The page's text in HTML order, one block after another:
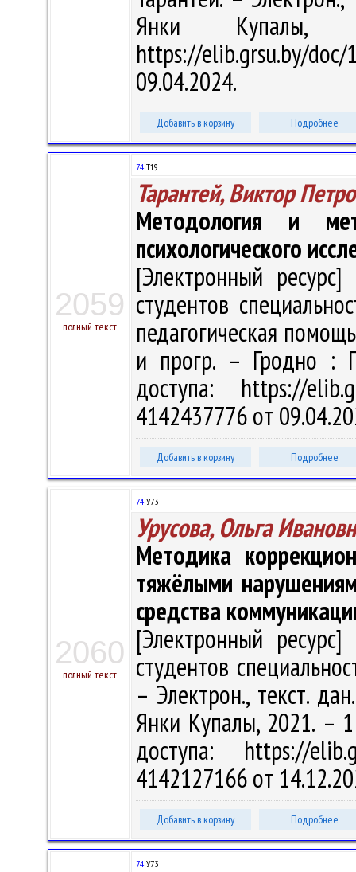
Янки
https://elib.grsu.by/
09.04.2024.
Добавить в корзину Подробнее
2059
полный текст
74 Т19
Тарантей, Виктор
Методология и
психологического
[Электронный
студентов
педагогическая
и прогр. – Гродно :
доступа: https://
4142437776 от
Добавить в корзину Подробнее
2060
полный текст
74 У73
Урусова, Ольга
Методика
тяжёлыми
средства
[Электронный
студентов
– Электрон., текст.
Янки Купалы, 2021. –
доступа: https://
4142127166 от
Добавить в корзину Подробнее
74 У73